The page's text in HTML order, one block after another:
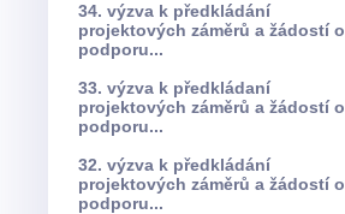
34. výzva k předkládání
projektových záměrů a žádostí o
podporu...
33. výzva k předkládaní
projektových záměrů a žádostí o
podporu...
32. výzva k předkládání
projektových záměrů a žádostí o
podporu...